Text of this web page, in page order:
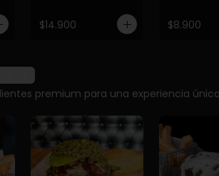
$14.900 $8.900
premium para una experiencia